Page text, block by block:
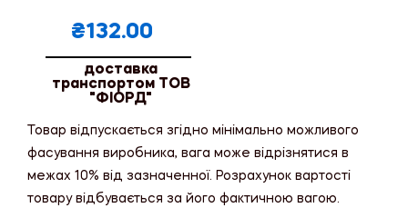
₴132.00
доставка
транспортом ТОВ
"ФІОРД"
Товар відпускається згідно мінімально можливого
фасування виробника, вага може відрізнятися в
межах 10% від зазначенної. Розрахунок вартості
товару відбувається за його фактичною вагою.